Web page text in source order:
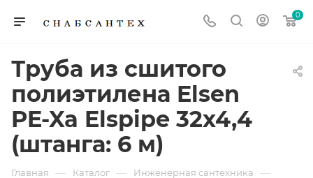
0
Труба из сшитого
полиэтилена Elsen
PE-Xa Elspipe 32x4,4
(штанга: 6 м)
Главная — Каталог — Инженерная сантехника —